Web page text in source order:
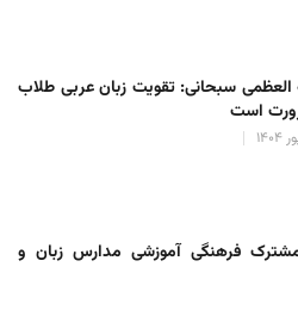
العظمی سبحانی: تقویت زبان عربی طلاب
است
مشترک فرهنگی آموزشی مدارس زبان و